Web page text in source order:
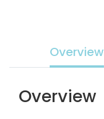
Overview
Overview